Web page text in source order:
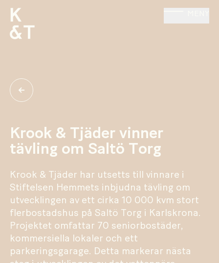
Krook & Tjäder vinner
tävling om Saltö Torg
Krook & Tjäder har utsetts till vinnare i
Stiftelsen Hemmets inbjudna tävling om
utvecklingen av ett cirka 10 000 kvm stort
flerbostadshus på Saltö Torg i Karlskrona.
Projektet omfattar 70 seniorbostäder,
kommersiella lokaler och ett
parkeringsgarage. Detta markerar nästa